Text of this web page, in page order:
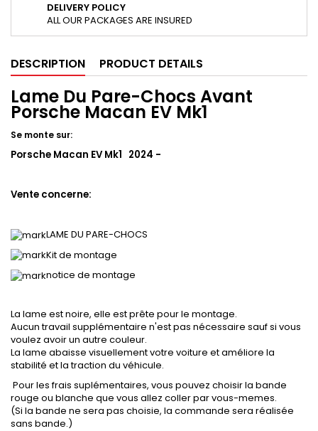
DELIVERY POLICY
ALL OUR PACKAGES ARE INSURED
DESCRIPTION PRODUCT DETAILS
Lame Du Pare-Chocs Avant
Porsche Macan EV Mk1
Se monte sur:
Porsche Macan EV Mk1 2024 -
Vente concerne:
LAME DU PARE-CHOCS
Kit de montage
notice de montage
La lame est noire, elle est prête pour le montage.
Aucun travail supplémentaire n'est pas nécessaire sauf si vous
voulez avoir un autre couleur.
La lame abaisse visuellement votre voiture et améliore la
stabilité et la traction du véhicule.
Pour les frais suplémentaires, vous pouvez choisir la bande
rouge ou blanche que vous allez coller par vous-memes.
(Si la bande ne sera pas choisie, la commande sera réalisée
sans bande.)